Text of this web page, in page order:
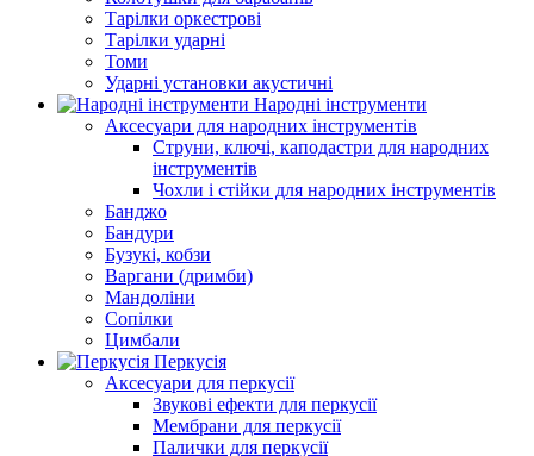
Тарілки оркестрові
Тарілки ударні
Томи
Ударні установки акустичні
Народні інструменти
Аксесуари для народних інструментів
Струни, ключі, каподастри для народних
інструментів
Чохли і стійки для народних інструментів
Банджо
Бандури
Бузукі, кобзи
Варгани (дримби)
Мандоліни
Сопілки
Цимбали
Перкусія
Аксесуари для перкусії
Звукові ефекти для перкусії
Мембрани для перкусії
Палички для перкусії